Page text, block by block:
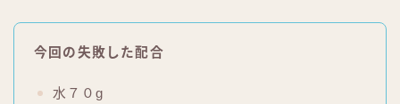
今回の失敗した配合
水７０g